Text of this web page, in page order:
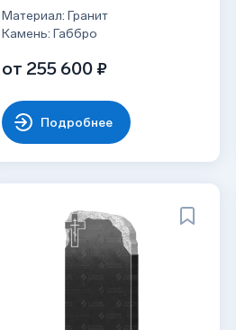
Материал: Гранит
Камень: Габбро
от 255 600 ₽
Подробнее